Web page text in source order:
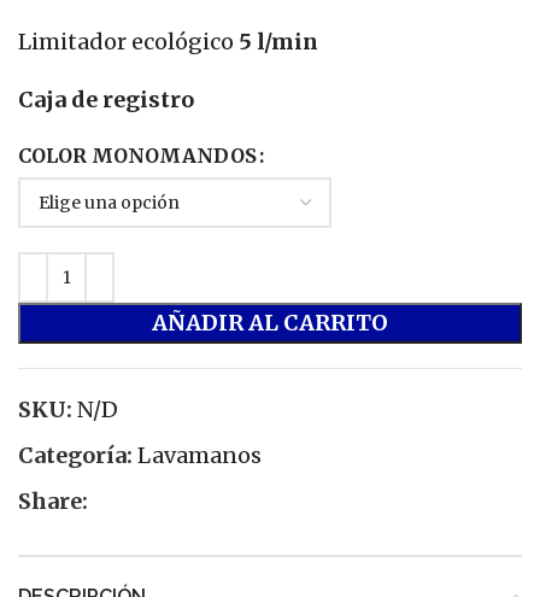
Limitador ecológico 5 l/min
Caja de registro
COLOR MONOMANDOS
AÑADIR AL CARRITO
SKU: N/D
Categoría: Lavamanos
Share: